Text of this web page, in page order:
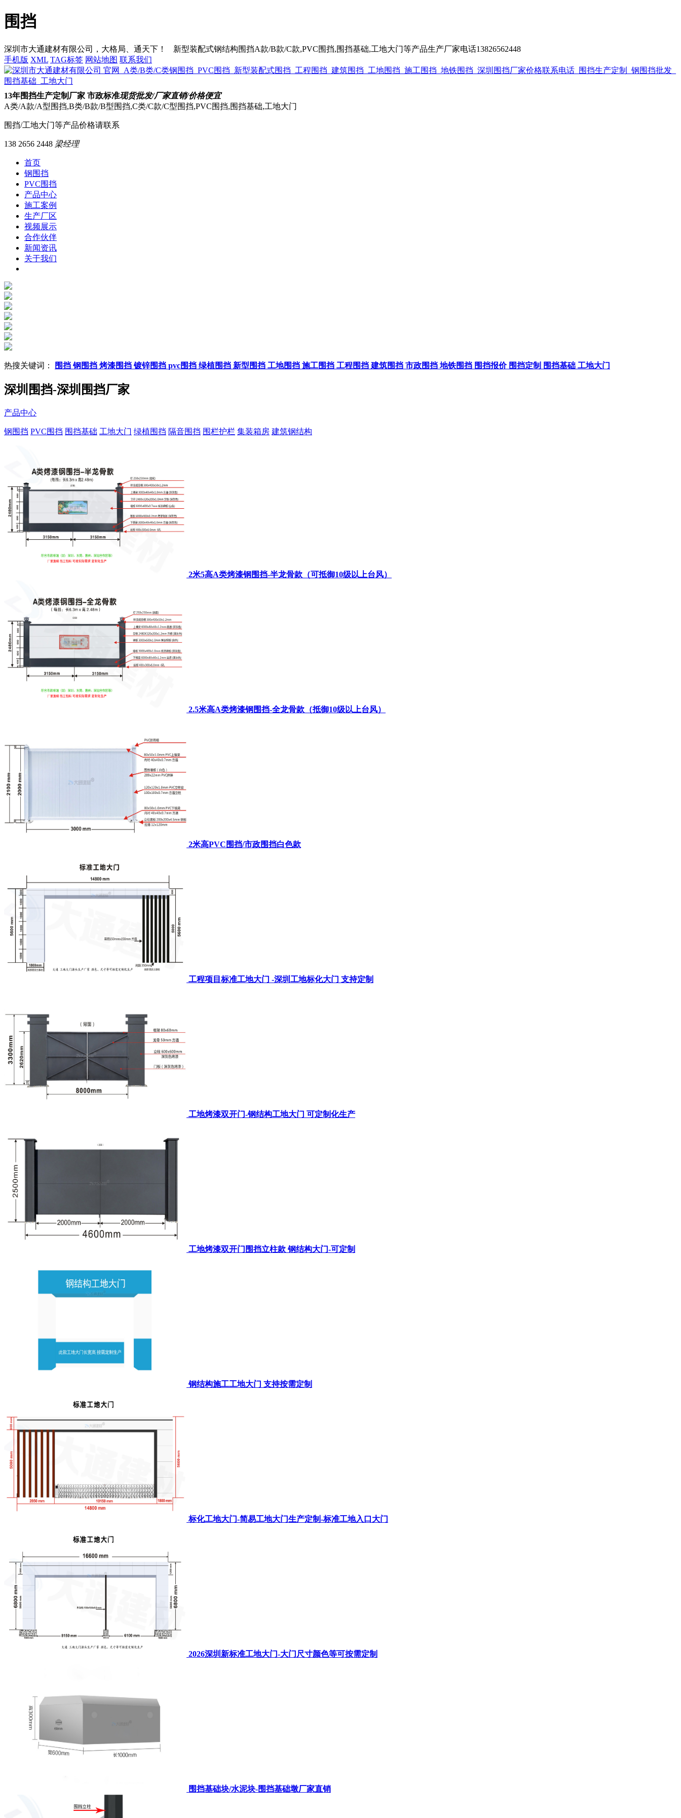
围挡
深圳市大通建材有限公司，大格局、通天下！
新型装配式钢结构围挡A款/B款/C款,PVC围挡,围挡基础,工地大门等产品生产厂家电话13826562448
手机版 XML TAG标签 网站地图 联系我们
13年围挡生产定制厂家 市政标准现货批发/厂家直销/价格便宜
A类/A款/A型围挡,B类/B款/B型围挡,C类/C款/C型围挡,PVC围挡,围挡基础,工地大门
围挡/工地大门等产品价格请联系
138 2656 2448 梁经理
首页
钢围挡
PVC围挡
产品中心
施工案例
生产厂区
视频展示
合作伙伴
新闻资讯
关于我们
热搜关键词： 围挡 钢围挡 烤漆围挡 镀锌围挡 pvc围挡 绿植围挡 新型围挡 工地围挡 施工围挡 工程围挡 建筑围挡 市政围挡 地铁围挡 围挡报价 围挡定制 围挡基础 工地大门
深圳围挡-深圳围挡厂家
产品中心
钢围挡 PVC围挡 围挡基础 工地大门 绿植围挡 隔音围挡 围栏护栏 集装箱房 建筑钢结构
2米5高A类烤漆钢围挡-半龙骨款（可抵御10级以上台风）
2.5米高A类烤漆钢围挡-全龙骨款（抵御10级以上台风）
2米高PVC围挡/市政围挡白色款
工程项目标准工地大门 -深圳工地标化大门 支持定制
工地烤漆双开门-钢结构工地大门 可定制化生产
工地烤漆双开门围挡立柱款 钢结构大门-可定制
钢结构施工工地大门 支持按需定制
标化工地大门-简易工地大门生产定制-标准工地入口大门
2026深圳新标准工地大门-大门尺寸颜色等可按需定制
围挡基础块/水泥块-围挡基础墩厂家直销